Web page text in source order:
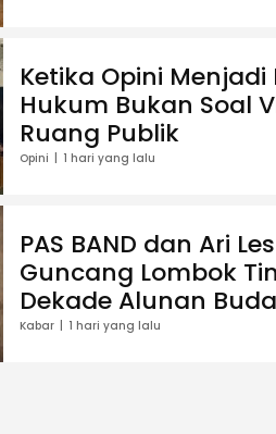
Ketika Opini Menjadi
Hukum Bukan Soal
Ruang Publik
Opini 1 hari yang lalu
PAS BAND dan Ari
Guncang Lombok
Dekade Alunan
Pringgasela Raya
Kabar 1 hari yang lalu